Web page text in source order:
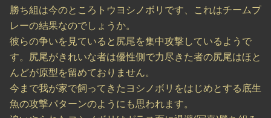
勝ち組は今のところトウヨシノボリです、これはチームプ
レーの結果なのでしょうか。
彼らの争いを見ていると尻尾を集中攻撃しているようで
す。尻尾がきれいな者は優性側で力尽きた者の尻尾はほと
んどが原型を留めておりません。
今まで我が家で飼ってきたヨシノボリをはじめとする底生
魚の攻撃パターンのようにも思われます。